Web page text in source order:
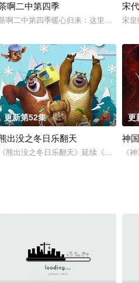
西的廉价刺客，名叫伍六七。伍六七
啊二中第四季
啊二中第四季暖心归来：这里有老师恨
宋
宋皇
独木难支，且看李星云如何带领不良
更新第52集 3.0
出没之冬日乐翻天
《熊出没之冬日乐翻天》延续《熊出没
更
神
《